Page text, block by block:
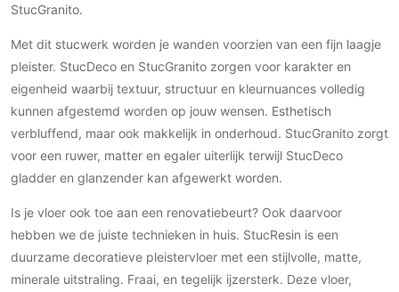
Meubelbeslag
Vloer
Beton Ciré vloeren
PVC vloeren
Natuursteen en keramiek vloeren
Vloerkleden
StucGranito.
Met dit stucwerk worden je wanden voorzien van een fijn laagje
pleister. StucDeco en StucGranito zorgen voor karakter en
eigenheid waarbij textuur, structuur en kleurnuances volledig
kunnen afgestemd worden op jouw wensen. Esthetisch
verbluffend, maar ook makkelijk in onderhoud. StucGranito zorgt
voor een ruwer, matter en egaler uiterlijk terwijl StucDeco
gladder en glanzender kan afgewerkt worden.
Is je vloer ook toe aan een renovatiebeurt? Ook daarvoor
hebben we de juiste technieken in huis. StucResin is een
duurzame decoratieve pleistervloer met een stijlvolle, matte,
minerale uitstraling. Fraai, en tegelijk ijzersterk. Deze vloer,